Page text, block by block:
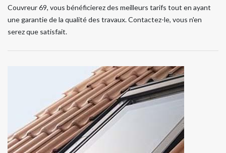
Couvreur 69, vous bénéficierez des meilleurs tarifs tout en ayant
une garantie de la qualité des travaux. Contactez-le, vous n'en
serez que satisfait.